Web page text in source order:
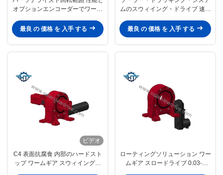
オプションエンコーダーでワーム
最良 の 価格 を 入手 する
ムのスウィイング・ドライブ 速度
ル・センサ
最良 の 価格 を 入手 する
ビデオ
C4 表面抗腐食 内部のハードスト
ップ ワームギア スウィイングド
ローティングソリューション ワー
ムギア スロードライブ 0.03-1